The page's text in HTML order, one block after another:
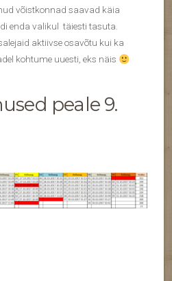
võistkonnad saavad käia
enda valikul täiesti tasuta.
aktiivse osavõtu kui ka
kohtume uuesti, eks näis
peale 9.